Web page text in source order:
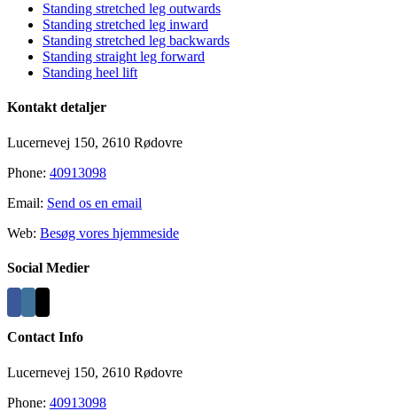
Area
Standing stretched leg outwards
Standing stretched leg inward
Standing stretched leg backwards
Standing straight leg forward
Standing heel lift
Kontakt detaljer
Lucernevej 150, 2610 Rødovre
Phone: 40913098
Email: Send os en email
Web: Besøg vores hjemmeside
Social Medier
Contact Info
Lucernevej 150, 2610 Rødovre
Phone: 40913098